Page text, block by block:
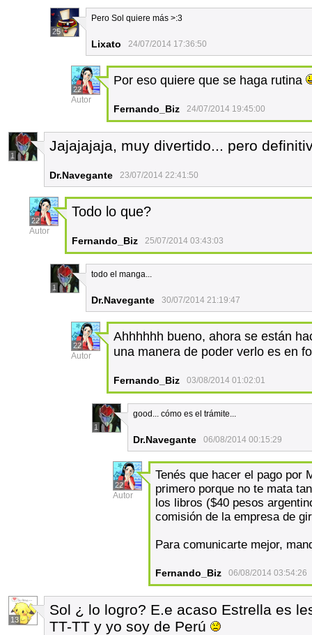
25
Pero Sol quiere más >:3
Lixato 24/07/2014 17:36:50
22
Autor
Por eso quiere que se haga rutina
Fernando_Biz 24/07/2014 19:45:00
1
Jajajajaja, muy divertido... pero
Dr.Navegante 23/07/2014 22:41:50
22
Autor
Todo lo que?
Fernando_Biz 25/07/2014 03:43:03
1
todo el manga...
Dr.Navegante 30/07/2014 21:19:47
22
Autor
Ahhhhhh bueno, ahora se están
una manera de poder verlo es en
Fernando_Biz 03/08/2014 01:02:01
1
good... cómo es el trámite...
Dr.Navegante 06/08/2014 00:15:29
22
Autor
Tenés que hacer el pago por
primero porque no te mata
los libros ($40 pesos
comisión de la empresa de
Para comunicarte mejor,
Fernando_Biz 06/08/2014 03:54:26
13
Sol ¿ lo logro? E.e acaso Estrella es
TT-TT y yo soy de Perú